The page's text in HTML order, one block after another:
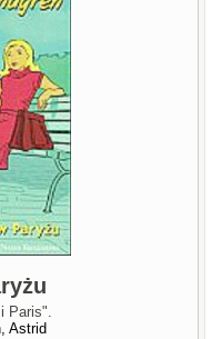
Paris".
Astrid